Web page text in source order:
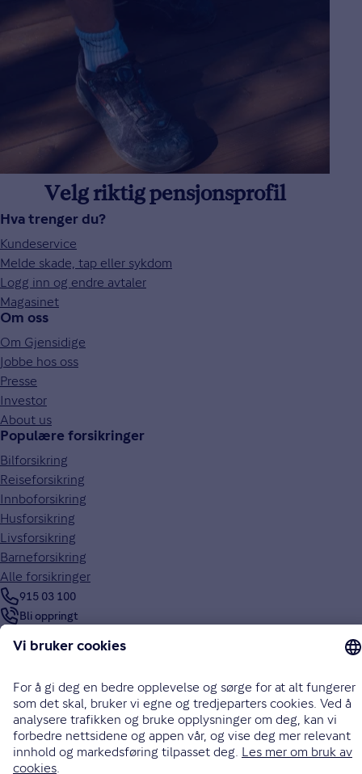
Velg riktig pensjonsprofil
Hva trenger du?
Kundeservice
Melde skade, tap eller sykdom
Logg inn og endre avtaler
Magasinet
Om oss
Om Gjensidige
Jobbe hos oss
Presse
Investor
About us
Populære forsikringer
Bilforsikring
Reiseforsikring
Innboforsikring
Husforsikring
Livsforsikring
Barneforsikring
Alle forsikringer
915 03 100
Bli oppringt
LinkedIn
Endre cookieinnstillinger
Informasjonskapsler (cookies)
Personvern og sikkerhet
Vilkår for bruk av nettsidene